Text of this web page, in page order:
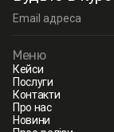
Меню
Кейси
Послуги
Контакти
Про нас
Новини